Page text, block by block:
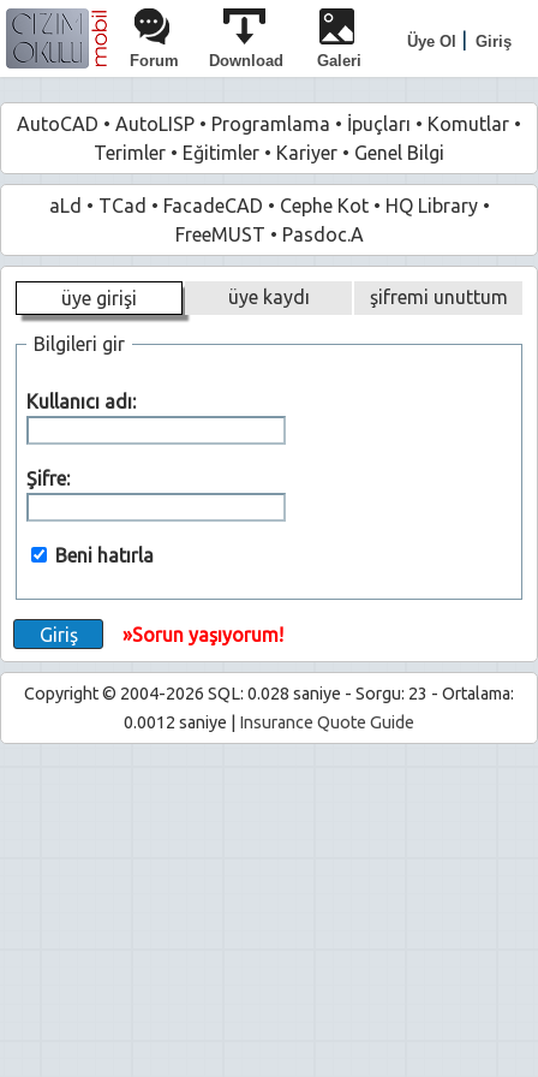
Üye Ol
Giriş
Forum
Download Galeri
AutoCAD • AutoLISP • Programlama • İpuçları • Komutlar •
Terimler • Eğitimler • Kariyer • Genel Bilgi
aLd • TCad • FacadeCAD • Cephe Kot• HQ Library•
FreeMUST • Pasdoc.A
üye girişi üye kaydı şifremi unuttum
Bilgileri gir
Kullanıcı adı:
Şifre:
Beni hatırla
»Sorun yaşıyorum!
Copyright © 2004-2026 SQL: 0.028 saniye - Sorgu: 23 - Ortalama:
0.0012 saniye | Insurance Quote Guide